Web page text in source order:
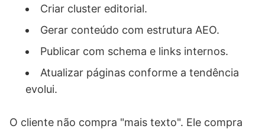
Criar cluster editorial.
Gerar conteúdo com estrutura AEO.
Publicar com schema e links internos.
Atualizar páginas conforme a tendência
evolui.
O cliente não compra "mais texto". Ele compra